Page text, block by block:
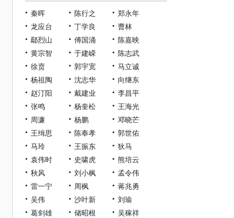
秦晖 陈行之
郑永年
龙应台
丁学良
曹林
鄢烈山
傅国涌
陈嘉映
黄宗智
于建嵘
陈志武
徐贲
郭宇宽
马立诚
杨祖陶
沈志华
向继东
赵汀阳
戴建业
李昌平
张鸣
杨奎松
王海光
周濂
杨鹏
邓晓芒
王缉思
陈奉孝
郭世佑
马玲
王振东
狄马
袁伟时
史啸虎
熊培云
秋风
刘小枫
孟令伟
雷一宁
周枫
蒋兆勇
吴伟
沙叶新
刘瑜
葛剑雄
储昭根
吴稼祥